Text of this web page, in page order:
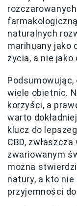
naturalnych
marihuany jako
życia, a nie jako
Podsumowując,
wiele obietnic.
korzyści, a
warto
klucz do
CBD,
zwariowanym
można
natury, a kto
przyjemności